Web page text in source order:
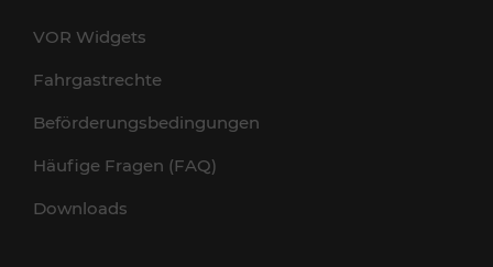
VOR Widgets
Fahrgastrechte
Beförderungsbedingungen
Häufige Fragen (FAQ)
Downloads